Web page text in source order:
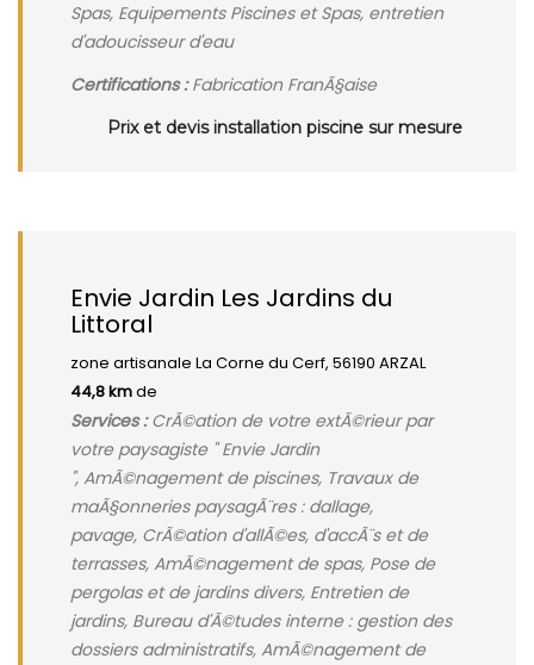
Spas, Equipements Piscines et Spas, entretien
d'adoucisseur d'eau
Certifications :Fabrication FranÃ§aise
Prix et devis installation piscine sur mesure
Envie Jardin Les Jardins du
Littoral
zone artisanale La Corne du Cerf, 56190 ARZAL
44,8 kmde
Services :CrÃ©ation de votre extÃ©rieur par
votre paysagiste " Envie Jardin
", AmÃ©nagement de piscines, Travaux de
maÃ§onneries paysagÃ¨res : dallage,
pavage, CrÃ©ation d'allÃ©es, d'accÃ¨s et de
terrasses, AmÃ©nagement de spas, Pose de
pergolas et de jardins divers, Entretien de
jardins, Bureau d'Ã©tudes interne : gestion des
dossiers administratifs, AmÃ©nagement de